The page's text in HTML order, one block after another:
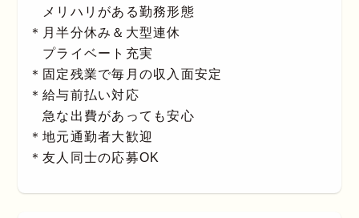
メリハリがある勤務形態
＊月半分休み＆大型連休
プライベート充実
＊固定残業で毎月の収入面安定
＊給与前払い対応
急な出費があっても安心
＊地元通勤者大歓迎
＊友人同士の応募OK